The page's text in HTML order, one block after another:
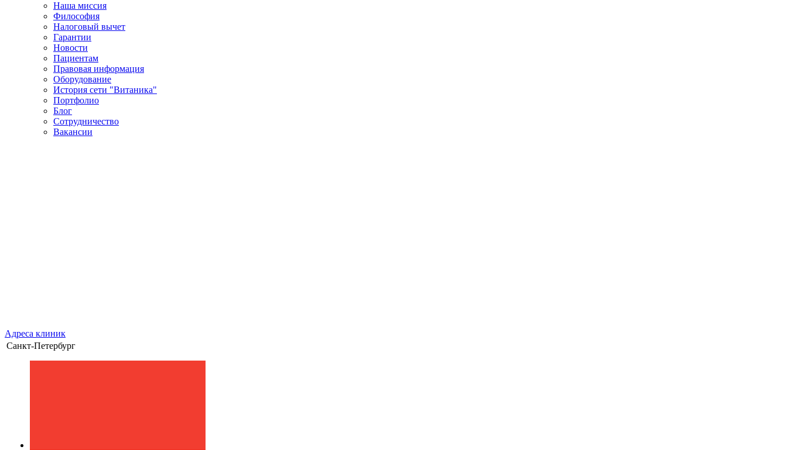
Наша миссия
Философия
Налоговый вычет
Гарантии
Новости
Пациентам
Правовая информация
Оборудование
История сети "Витаника"
Портфолио
Блог
Сотрудничество
Вакансии
Адреса клиник
Санкт-Петербург